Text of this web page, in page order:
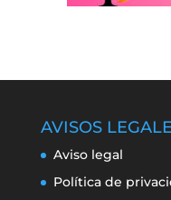
AVISOS
Aviso legal
Política de